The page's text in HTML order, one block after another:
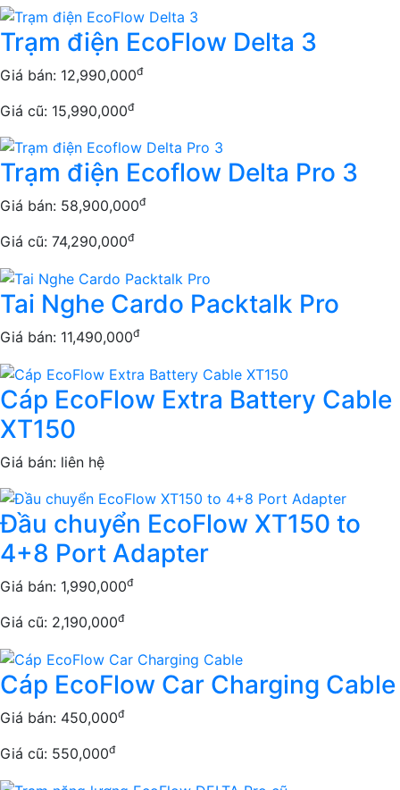
Trạm điện EcoFlow Delta 3
Giá bán: 12,990,000đ
Giá cũ: 15,990,000đ
Trạm điện Ecoflow Delta Pro 3
Giá bán: 58,900,000đ
Giá cũ: 74,290,000đ
Tai Nghe Cardo Packtalk Pro
Giá bán: 11,490,000đ
Cáp EcoFlow Extra Battery Cable
XT150
Giá bán: liên hệ
Đầu chuyển EcoFlow XT150 to
4+8 Port Adapter
Giá bán: 1,990,000đ
Giá cũ: 2,190,000đ
Cáp EcoFlow Car Charging Cable
Giá bán: 450,000đ
Giá cũ: 550,000đ